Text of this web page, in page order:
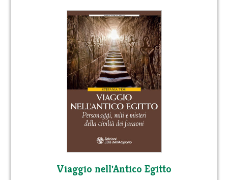
Viaggio nell'Antico Egitto